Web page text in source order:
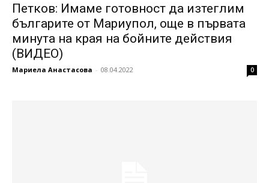
Петков: Имаме готовност да изтеглим
българите от Мариупол, още в първата
минута на края на бойните действия
(ВИДЕО)
Мариела Анастасова - 08.04.2022 0